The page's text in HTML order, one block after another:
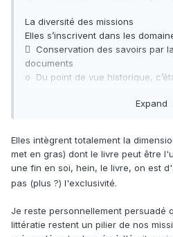
Un espace « politique » qui incite
réseaux
Tout va bien. C'est le type de
donner à une maison des
centre socio-culturel et autres
il y a quelques années. Que
Monter une graineterie,
Warcraft ? Désolé mais il y a des
qui font ça très bien. En tous cas
La diversité des missions
Elles s’inscrivent dans les
 Conservation des savoirs par
documents
o Du point de vue historique,
bibliothèques. En France
o Les bibliothèques publiques
conserver des fonds
(sauf conservation spécialisée
local)
 Accès à l’information, aux
connaissances pour tous
Expand
Elles intègrent totalement la
met en gras) dont le livre peut être
une fin en soi, hein, le livre, on est
pas (plus ?) l'exclusivité.
Je reste personnellement persuadé
littératie restent un pilier de nos